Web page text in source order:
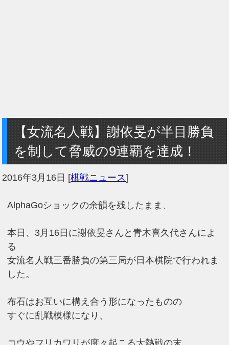
【女流名人戦】謝依旻が半目勝負
を制して脅威の9連覇を達成！
2016年3月16日 [棋戦ニュース]
AlphaGoショックの余韻を残したまま、
本日、3月16日に謝依旻さんと青木喜久代さんによ
る
女流名人戦三番勝負の第三局が日本棋院で行われま
した。
布石はお互いに構え合う形になったものの
すぐに乱戦模様になり、